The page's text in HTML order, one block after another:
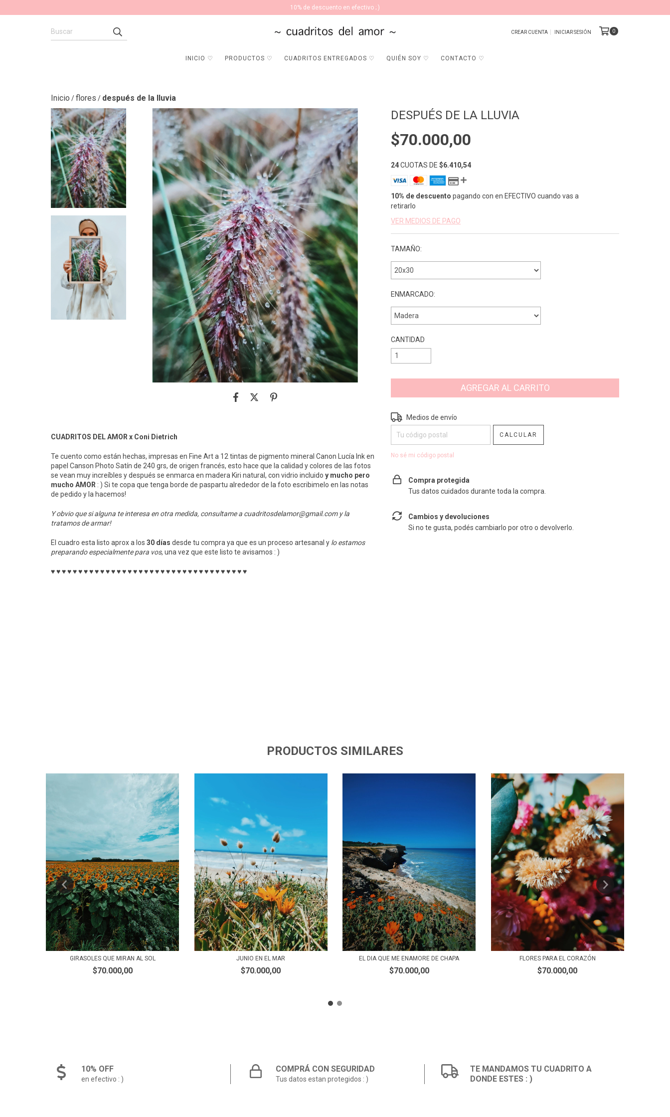
10% de descuento en efectivo ; )
CREAR CUENTA INICIAR SESIÓN 0
INICIO ♡ PRODUCTOS ♡ CUADRITOS ENTREGADOS ♡ QUIÉN SOY ♡ CONTACTO ♡
Inicio /flores / después de la lluvia
CUADRITOS DEL AMOR x Coni Dietrich
Te cuento como están hechas, impresas en Fine Art a 12 tintas de pigmento mineral Canon Lucía Ink en
papel Canson Photo Satín de 240 grs, de origen francés, esto hace que la calidad y colores de las fotos
se vean muy increíbles y después se enmarca en madera Kiri natural, con vidrio incluido y mucho pero
mucho AMOR : ) Si te copa que tenga borde de paspartu alrededor de la foto escribimelo en las notas
de pedido y la hacemos!
Y obvio que si alguna te interesa en otra medida, consultame a cuadritosdelamor@gmail.comy la
tratamos de armar!
El cuadro esta listo aprox a los 30 días desde tu compra ya que es un proceso artesanal y lo estamos
preparando especialmente para vos, una vez que este listo te avisamos : )
♥ ♥ ♥ ♥ ♥ ♥ ♥ ♥ ♥ ♥ ♥ ♥ ♥ ♥ ♥ ♥ ♥ ♥ ♥ ♥ ♥ ♥ ♥ ♥ ♥ ♥ ♥ ♥ ♥ ♥ ♥ ♥ ♥ ♥ ♥ ♥
DESPUÉS DE LA LLUVIA
$70.000,00
24CUOTAS DE$6.410,54
10% de descuento pagando con en EFECTIVO cuando vas a
retirarlo
VER MEDIOS DE PAGO
TAMAÑO:
ENMARCADO:
CANTIDAD
Entregas para el CP:
Medios de envío
CALCULAR
No sé mi código postal
Compra protegida
Tus datos cuidados durante toda la compra.
Cambios y devoluciones
Si no te gusta, podés cambiarlo por otro o devolverlo.
PRODUCTOS SIMILARES
GIRASOLES QUE MIRAN AL SOL
$70.000,00
JUNIO EN EL MAR
$70.000,00
EL DIA QUE ME ENAMORE DE CHAPA
$70.000,00
FLORES PARA EL CORAZÓN
$70.000,00
10% OFF
en efectivo : )
COMPRÁ CON SEGURIDAD
Tus datos estan protegidos : )
TE MANDAMOS TU CUADRITO A
DONDE ESTES : )